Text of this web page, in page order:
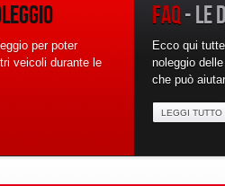
per poter
veicoli durante le
FAQ- LE
Ecco qui
noleggio
che può
LEGGI TUTTO